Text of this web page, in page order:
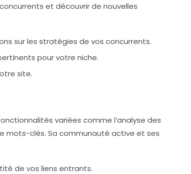
et découvrir de nouvelles
sur les stratégies de vos concurrents.
pour votre niche.
site.
variées comme l’analyse des
mots-clés. Sa communauté active et ses
de vos liens entrants.